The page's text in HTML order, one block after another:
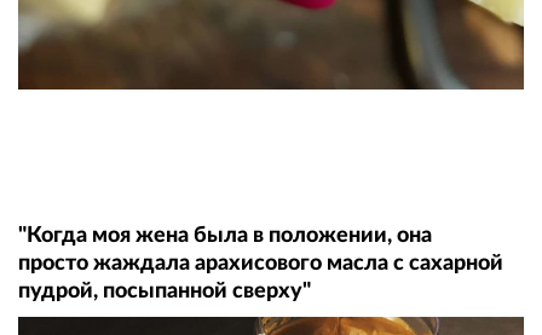
"Когда моя жена была в положении, она
просто жаждала арахисового масла с сахарной
пудрой, посыпанной сверху"